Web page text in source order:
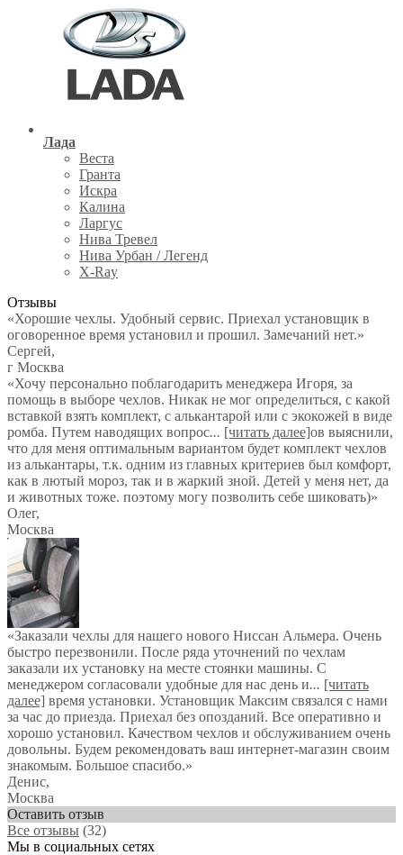
Лада
Веста
Гранта
Искра
Калина
Ларгус
Нива Тревел
Нива Урбан / Легенд
X-Ray
Отзывы
«Хорошие чехлы. Удобный сервис. Приехал установщик в
оговоренное время установил и прошил. Замечаний нет.»
Сергей,
г Москва
«Хочу персонально поблагодарить менеджера Игоря, за
помощь в выборе чехлов. Никак не мог определиться, с какой
вставкой взять комплект, с алькантарой или с экокожей в виде
ромба. Путем наводящих вопрос... [читать далее]ов выяснили,
что для меня оптимальным вариантом будет комплект чехлов
из алькантары, т.к. одним из главных критериев был комфорт,
как в лютый мороз, так и в жаркий зной. Детей у меня нет, да
и животных тоже. поэтому могу позволить себе шиковать)»
Олег,
Москва
«Заказали чехлы для нашего нового Ниссан Альмера. Очень
быстро перезвонили. После ряда уточнений по чехлам
заказали их установку на месте стоянки машины. С
менеджером согласовали удобные для нас день и... [читать
далее] время установки. Установщик Максим связался с нами
за час до приезда. Приехал без опозданий. Все оперативно и
хорошо установил. Качеством чехлов и обслуживанием очень
довольны. Будем рекомендовать ваш интернет-магазин своим
знакомым. Большое спасибо.»
Денис,
Москва
Оставить отзыв
Все отзывы (32)
Мы в социальных сетях